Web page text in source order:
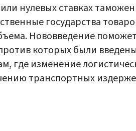
нулевых ставках
государства
Нововведение поможет
которых были введены
где изменение
транспортных